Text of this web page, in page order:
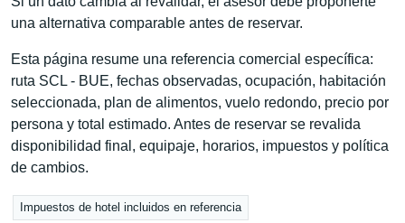
una alternativa comparable antes de reservar.
Esta página resume una referencia comercial específica:
ruta SCL - BUE, fechas observadas, ocupación, habitación
seleccionada, plan de alimentos, vuelo redondo, precio por
persona y total estimado. Antes de reservar se revalida
disponibilidad final, equipaje, horarios, impuestos y política
de cambios.
Impuestos de hotel incluidos en referencia